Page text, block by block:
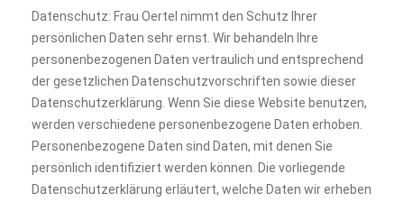
Datenschutz: Frau Oertel nimmt den Schutz Ihrer
persönlichen Daten sehr ernst. Wir behandeln Ihre
personenbezogenen Daten vertraulich und entsprechend
der gesetzlichen Datenschutzvorschriften sowie dieser
Datenschutzerklärung. Wenn Sie diese Website benutzen,
werden verschiedene personenbezogene Daten erhoben.
Personenbezogene Daten sind Daten, mit denen Sie
persönlich identifiziert werden können. Die vorliegende
Datenschutzerklärung erläutert, welche Daten wir erheben